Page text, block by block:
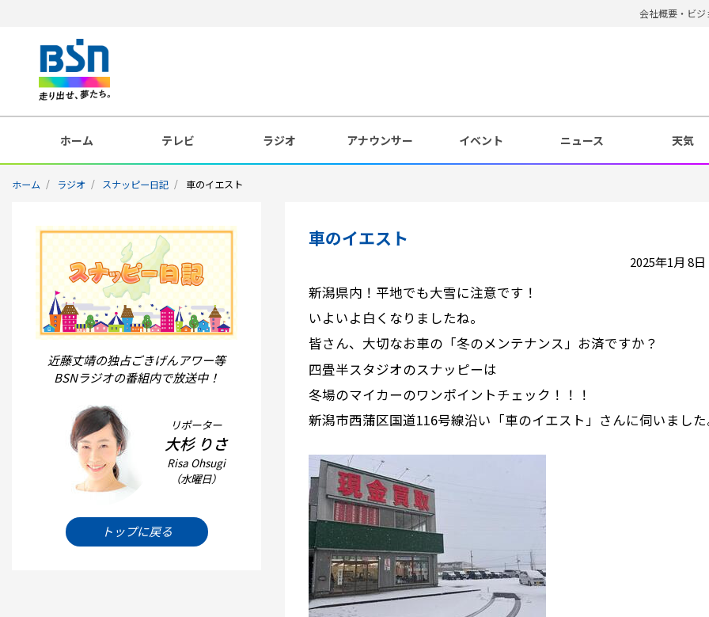
会社概要・ビジ
ホーム テレビ ラジオ アナウンサー イベント ニュース 天気
ホーム ラジオ スナッピー日記 車のイエスト
近藤丈靖の独占ごきげんアワー等
BSNラジオの番組内で放送中！
リポーター
大杉 りさ
Risa Ohsugi
（水曜日）
トップに戻る
車のイエスト
2025年1月 8日
新潟県内！平地でも大雪に注意です！
いよいよ白くなりましたね。
皆さん、大切なお車の「冬のメンテナンス」お済ですか？
四畳半スタジオのスナッピーは
冬場のマイカーのワンポイントチェック！！！
新潟市西蒲区国道116号線沿い「車のイエスト」さんに伺いまし